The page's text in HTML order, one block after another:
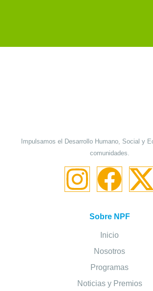
Impulsamos el Desarrollo Humano, Social y
comunidades.
Sobre NPF
Inicio
Nosotros
Programas
Noticias y Premios